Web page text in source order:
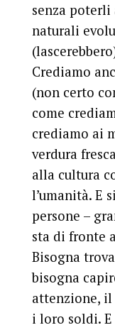
senza
naturali
Crediamo
(non certo
come
crediamo ai
verdura
alla cultura
l’umanità. E
persone –
sta di fronte
Bisogna
bisogna
attenzione,
i loro soldi.